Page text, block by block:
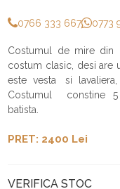
0766 333 667 0773
Costumul de mire
costum clasic, desi are
este vesta si
Costumul constine 5
batista.
PRET: 2400 Lei
VERIFICA STOC